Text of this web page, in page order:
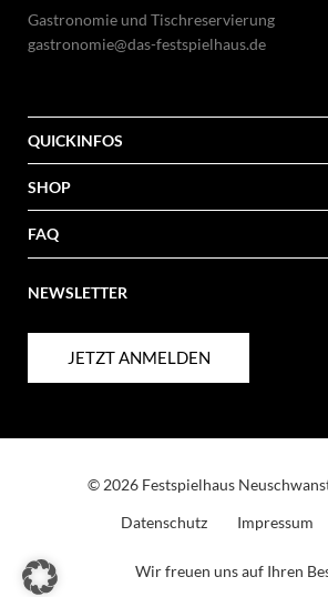
Gastronomie und Tischreservierung
gastronomie@das-festspielhaus.de
QUICKINFOS
SHOP
FAQ
NEWSLETTER
JETZT ANMELDEN
© 2026 Festspielhaus
Datenschutz
Impressum
Wir freuen uns auf Ihren